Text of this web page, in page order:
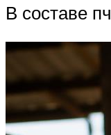
В составе